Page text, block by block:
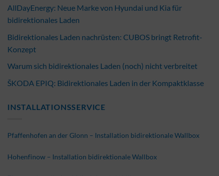
AllDayEnergy: Neue Marke von Hyundai und Kia für
bidirektionales Laden
Bidirektionales Laden nachrüsten: CUBOS bringt Retrofit-
Konzept
Warum sich bidirektionales Laden (noch) nicht verbreitet
ŠKODA EPIQ: Bidirektionales Laden in der Kompaktklasse
INSTALLATIONSSERVICE
Pfaffenhofen an der Glonn – Installation bidirektionale Wallbox
Hohenfinow – Installation bidirektionale Wallbox